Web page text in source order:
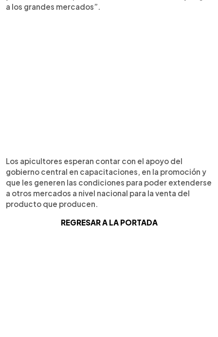
a los grandes mercados”.
Los apicultores esperan contar con el apoyo del
gobierno central en capacitaciones, en la promoción y
que les generen las condiciones para poder extenderse
a otros mercados a nivel nacional para la venta del
producto que producen.
REGRESAR A LA PORTADA